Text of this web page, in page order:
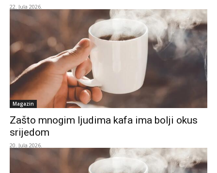
22. Jula 2026.
Magazin
Zašto mnogim ljudima kafa ima bolji okus
srijedom
20. Jula 2026.